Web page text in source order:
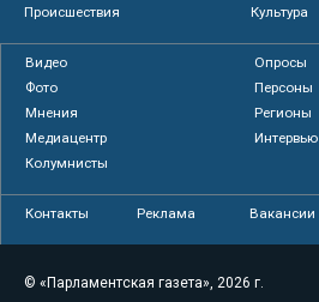
Происшествия
Культура
Видео
Опросы
Фото
Персоны
Мнения
Регионы
Медиацентр
Интервью
Колумнисты
Контакты Реклама Вакансии
© «Парламентская газета», 2026 г.